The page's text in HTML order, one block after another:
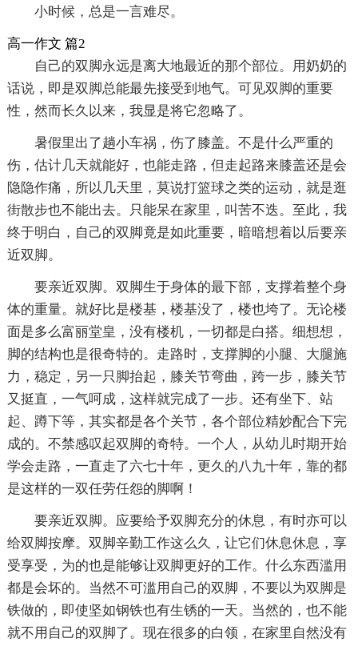
小时候，总是一言难尽。
高一作文 篇2
自己的双脚永远是离大地最近的那个部位。用奶奶的
话说，即是双脚总能最先接受到地气。可见双脚的重要
性，然而长久以来，我显是将它忽略了。
暑假里出了趟小车祸，伤了膝盖。不是什么严重的
伤，估计几天就能好，也能走路，但走起路来膝盖还是会
隐隐作痛，所以几天里，莫说打篮球之类的运动，就是逛
街散步也不能出去。只能呆在家里，叫苦不迭。至此，我
终于明白，自己的双脚竟是如此重要，暗暗想着以后要亲
近双脚。
要亲近双脚。双脚生于身体的最下部，支撑着整个身
体的重量。就好比是楼基，楼基没了，楼也垮了。无论楼
面是多么富丽堂皇，没有楼机，一切都是白搭。细想想，
脚的结构也是很奇特的。走路时，支撑脚的小腿、大腿施
力，稳定，另一只脚抬起，膝关节弯曲，跨一步，膝关节
又挺直，一气呵成，这样就完成了一步。还有坐下、站
起、蹲下等，其实都是各个关节，各个部位精妙配合下完
成的。不禁感叹起双脚的奇特。一个人，从幼儿时期开始
学会走路，一直走了六七十年，更久的八九十年，靠的都
是这样的一双任劳任怨的脚啊！
要亲近双脚。应要给予双脚充分的休息，有时亦可以
给双脚按摩。双脚辛勤工作这么久，让它们休息休息，享
受享受，为的也是能够让双脚更好的工作。什么东西滥用
都是会坏的。当然不可滥用自己的双脚，不要以为双脚是
铁做的，即使坚如钢铁也有生锈的一天。当然的，也不能
就不用自己的双脚了。现在很多的白领，在家里自然没有